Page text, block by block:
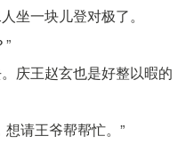
坐一块儿登对极了。
庆王赵玄也是好整以暇的
请王爷帮帮忙。”